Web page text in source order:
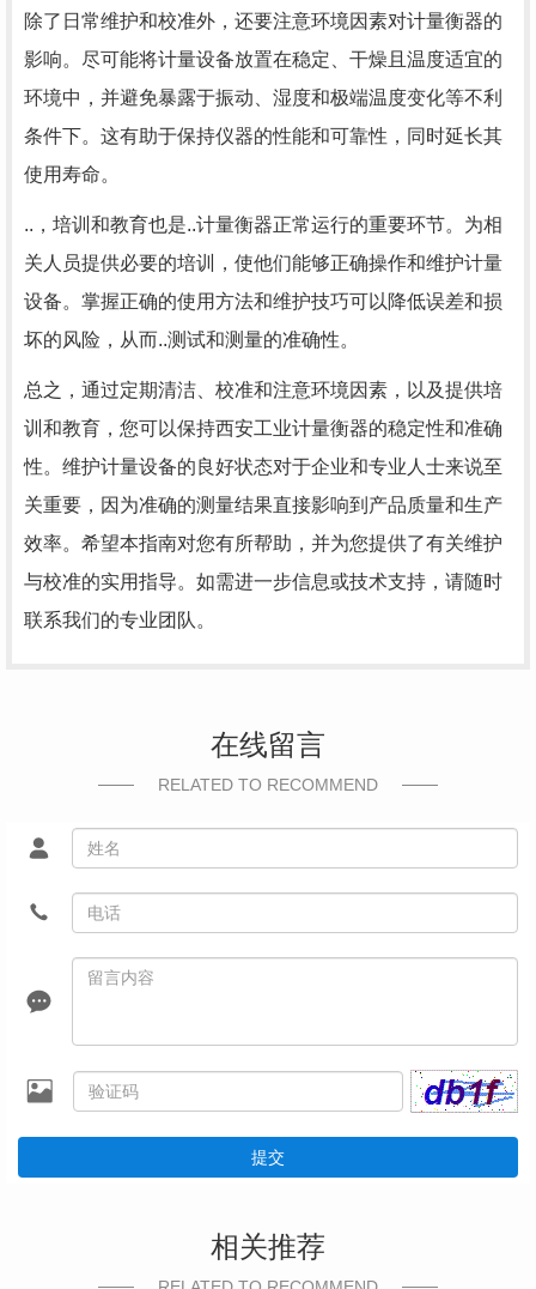
除了日常维护和校准外，还要注意环境因素对计量衡器的
影响。尽可能将计量设备放置在稳定、干燥且温度适宜的
环境中，并避免暴露于振动、湿度和极端温度变化等不利
条件下。这有助于保持仪器的性能和可靠性，同时延长其
使用寿命。
..，培训和教育也是..计量衡器正常运行的重要环节。为相
关人员提供必要的培训，使他们能够正确操作和维护计量
设备。掌握正确的使用方法和维护技巧可以降低误差和损
坏的风险，从而..测试和测量的准确性。
总之，通过定期清洁、校准和注意环境因素，以及提供培
训和教育，您可以保持西安工业计量衡器的稳定性和准确
性。维护计量设备的良好状态对于企业和专业人士来说至
关重要，因为准确的测量结果直接影响到产品质量和生产
效率。希望本指南对您有所帮助，并为您提供了有关维护
与校准的实用指导。如需进一步信息或技术支持，请随时
联系我们的专业团队。
在线留言
RELATED TO RECOMMEND
提交
相关推荐